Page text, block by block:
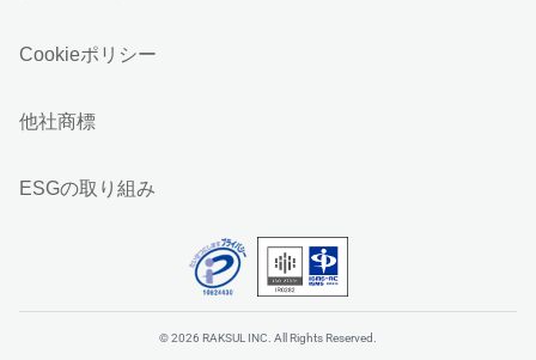
Cookieポリシー
他社商標
ESGの取り組み
© 2026 RAKSUL INC. All Rights Reserved.